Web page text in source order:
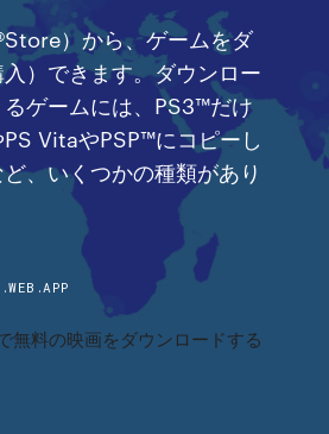
）から、ゲームをダ
）できます。ダウンロー
るゲームには、PS3™だけ
VitaやPSP™にコピーし
、いくつかの種類があり
無料の映画をダウンロードする